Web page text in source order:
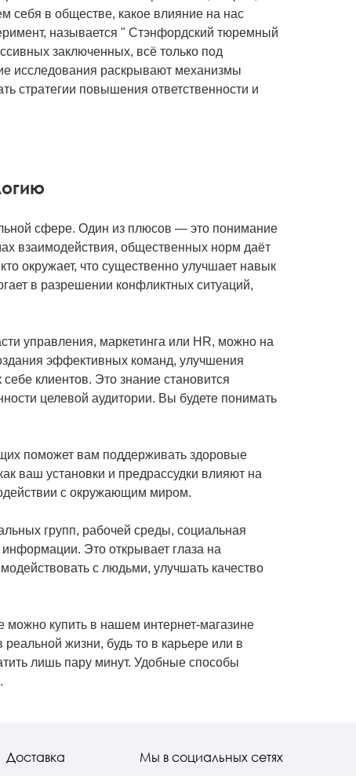
себя в обществе, какое влияние на нас
называется " Стэнфордский тюремный
заключенных, всё только под
исследования раскрывают механизмы
стратегии повышения ответственности и
сфере. Один из плюсов — это понимание
взаимодействия, общественных норм даёт
окружает, что существенно улучшает навык
в разрешении конфликтных ситуаций,
управления, маркетинга или HR, можно на
эффективных команд, улучшения
клиентов. Это знание становится
целевой аудитории. Вы будете понимать
поможет вам поддерживать здоровые
ваш установки и предрассудки влияют на
с окружающим миром.
групп, рабочей среды, социальная
Это открывает глаза на
с людьми, улучшать качество
можно купить в нашем интернет-магазине
жизни, будь то в карьере или в
лишь пару минут. Удобные способы
Доставка Мы в социальных сетях